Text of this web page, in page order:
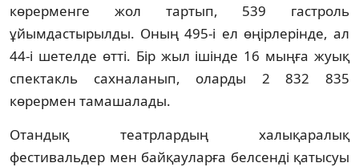
көрерменге жол тартып, 539 гастроль
ұйымдастырылды. Оның 495-і ел өңірлерінде, ал
44-і шетелде өтті. Бір жыл ішінде 16 мыңға жуық
спектакль сахналанып, оларды 2 832 835
көрермен тамашалады.
Отандық театрлардың халықаралық
фестивальдер мен байқауларға белсенді қатысуы